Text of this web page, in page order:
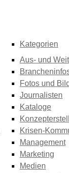
Kategorien
Aus- und
Fotos und
Journalisten
Kataloge
Krisen-
Management
Marketing
Medien